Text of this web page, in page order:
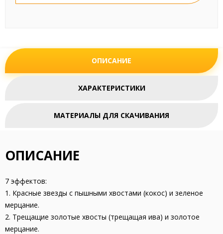
ОПИСАНИЕ
ХАРАКТЕРИСТИКИ
МАТЕРИАЛЫ ДЛЯ СКАЧИВАНИЯ
ОПИСАНИЕ
7 эффектов:
1. Красные звезды с пышными хвостами (кокос) и зеленое
мерцание.
2. Трещащие золотые хвосты (трещащая ива) и золотое
мерцание.